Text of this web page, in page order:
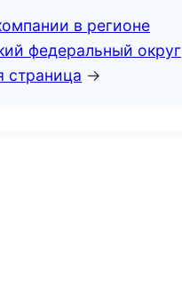
в регионе
федеральный округ
страница →